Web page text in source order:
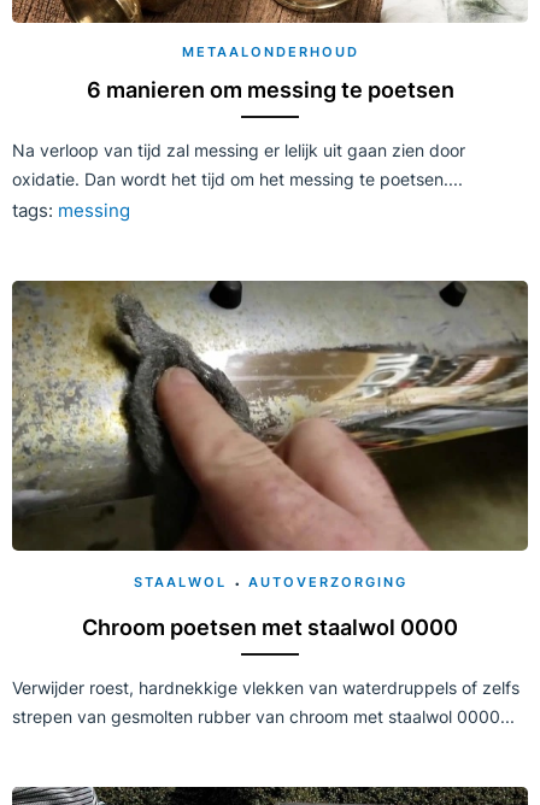
METAALONDERHOUD
6 manieren om messing te poetsen
Na verloop van tijd zal messing er lelijk uit gaan zien door
oxidatie. Dan wordt het tijd om het messing te poetsen....
tags: messing
STAALWOL AUTOVERZORGING
Chroom poetsen met staalwol 0000
Verwijder roest, hardnekkige vlekken van waterdruppels of zelfs
strepen van gesmolten rubber van chroom met staalwol 0000...